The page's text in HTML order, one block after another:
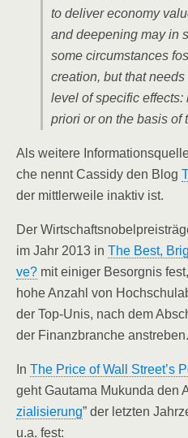
to deli­ver eco­no­my
and deepe­ning may in
some cir­cum­s­tances
crea­ti­on, but that
level of spe­ci­fic effects:
prio­ri or on the basis of
Als wei­te­re
che nennt Cass­idy den Blog
der mitt­ler­wei­le inak­tiv ist.
Der
im Jahr 2013 in The Best,
ve? mit eini­ger Besorg­nis
hohe Anzahl von
der Top-Unis, nach dem
der Finanz­bran­che anstreben.
In The Pri­ce of Wall Street’s
geht Gau­t­ama Mukun­da den
zia­li­sie­rung” der letz­ten
u.a. fest: